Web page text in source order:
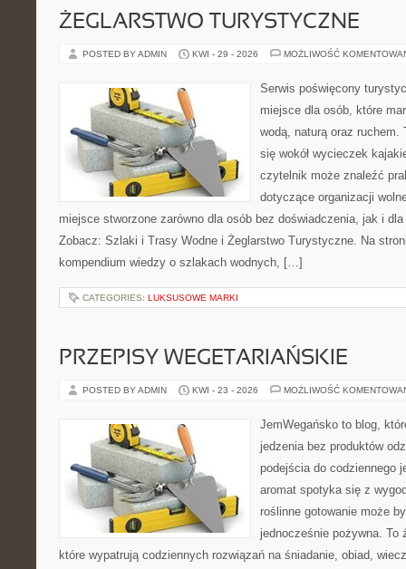
ŻEGLARSTWO TURYSTYCZNE
POSTED BY ADMIN KWI - 29 - 2026 MOŻLIWOŚĆ
Serwis poświęcony
miejsce dla osób, które
wodą, naturą oraz ruchem.
się wokół wycieczek
czytelnik może znaleźć
dotyczące organizacji
miejsce stworzone zarówno dla osób bez doświadczenia, jak i
Zobacz: Szlaki i Trasy Wodne i Żeglarstwo Turystyczne. Na
kompendium wiedzy o szlakach wodnych, […]
CATEGORIES: LUKSUSOWE MARKI
PRZEPISY WEGETARIAŃSKIE
POSTED BY ADMIN KWI - 23 - 2026 MOŻLIWOŚĆ
JemWegańsko to blog,
jedzenia bez produktów
podejścia do codziennego
aromat spotyka się z
roślinne gotowanie może
jednocześnie pożywna. To
które wypatrują codziennych rozwiązań na śniadanie, obiad,